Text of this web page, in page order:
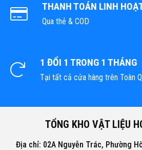
THANH TOÁN LINH
Qua thẻ & COD
1 ĐỔI 1 TRONG 1 THÁNG
Tại tất cả cửa hàng trên Toàn
TỔNG KHO VẬT LIỆU
Địa chỉ: 02A Nguyễn Trác, Phường